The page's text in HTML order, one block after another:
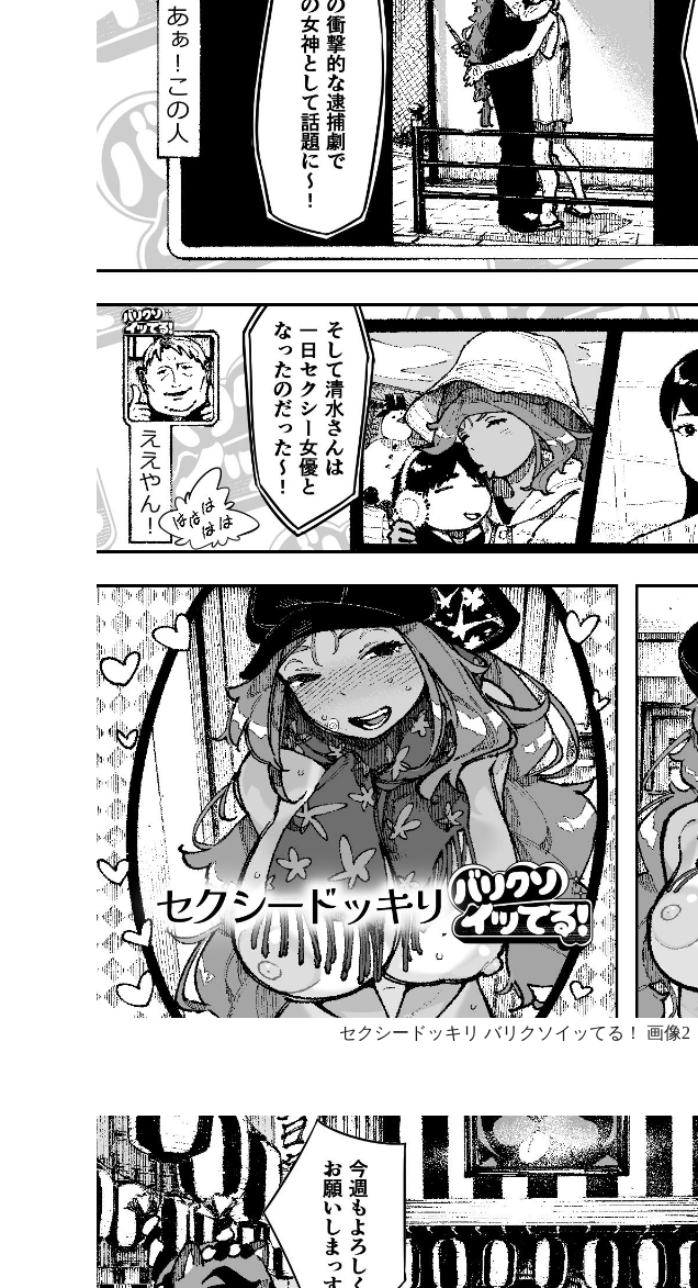
セクシードッキリ バリクソイッてる！ 画像2